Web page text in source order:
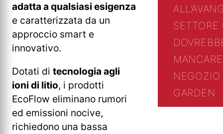
adatta a qualsiasi esigenza
e caratterizzata da un
approccio smart e
innovativo.
Dotati di tecnologia agli
ioni di litio, i prodotti
EcoFlow eliminano rumori
ed emissioni nocive,
richiedono una bassa
GARDEN